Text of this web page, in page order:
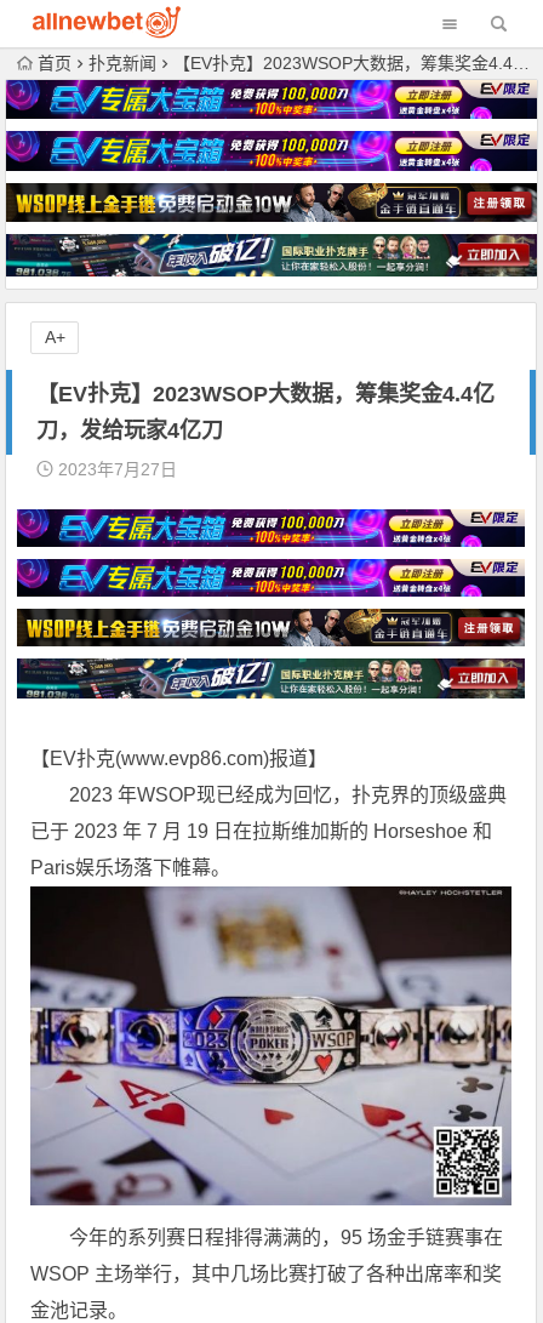
首页 扑克新闻 【EV扑克】2023WSOP大数据，筹集奖金4.4亿刀，发给玩家4亿刀
【EV扑克】2023WSOP大数据，筹集奖金4.4亿
刀，发给玩家4亿刀
2023年7月27日
【EV扑克(www.evp86.com)报道】
2023 年WSOP现已经成为回忆，扑克界的顶级盛典
已于 2023 年 7 月 19 日在拉斯维加斯的 Horseshoe 和
Paris娱乐场落下帷幕。
今年的系列赛日程排得满满的，95 场金手链赛事在
WSOP 主场举行，其中几场比赛打破了各种出席率和奖
金池记录。
A+